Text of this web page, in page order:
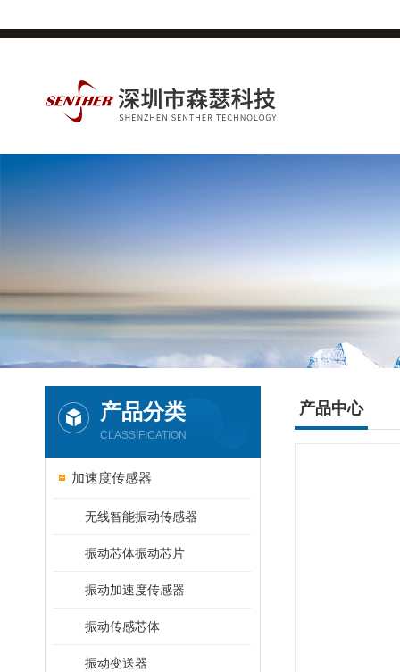
产品分类
CLASSIFICATION
加速度传感器
无线智能振动传感器
振动芯体振动芯片
振动加速度传感器
振动传感芯体
振动变送器
产品中心